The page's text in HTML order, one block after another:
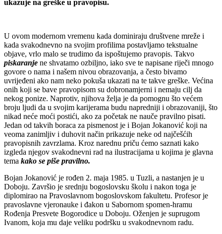
ukazuje na greške u pravopisu.
U ovom modernom vremenu kada dominiraju društvene mreže i
kada svakodnevno na svojim profilima postavljamo tekstualne
objave, vrlo malo se trudimo da ispoštujemo pravopis. Takvo
piskaranje ne shvatamo ozbiljno, iako sve te napisane riječi mnogo
govore o nama i našem nivou obrazovanja, a često bivamo
uvrijeđeni ako nam neko pokuša ukazati na te takve greške. Većina
onih koji se bave pravopisom su dobronamjerni i nemaju cilj da
nekog ponize. Naprotiv, njihova želja je da pomognu što većem
broju ljudi da u svojim karijerama budu napredniji i obrazovaniji, što
nikad neće moći postići, ako za početak ne nauče pravilno pisati.
Jedan od takvih boraca za pismenost je i Bojan Jokanović koji na
veoma zanimljiv i duhovit način prikazuje neke od najčešćih
pravopisnih zavrzlama. Kroz narednu priču ćemo saznati kako
izgleda njegov svakodnevni rad na ilustracijama u kojima je glavna
tema kako se piše pravilno.
Bojan Jokanović je rođen 2. maja 1985. u Tuzli, a nastanjen je u
Doboju. Završio je srednju bogoslovsku školu i nakon toga je
diplomirao na Pravoslavnom bogoslovskom fakultetu. Profesor je
pravoslavne vjeronauke i đakon u Sabornom spomen-hramu
Rođenja Presvete Bogorodice u Doboju. Oženjen je suprugom
Ivanom, koja mu daje veliku podršku u svakodnevnom radu.